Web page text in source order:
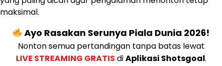
maksimal.
Ayo Rasakan Serunya Piala Dunia 2026!
Nonton semua pertandingan tanpa batas lewat
LIVE STREAMING GRATIS diAplikasi Shotsgoal.